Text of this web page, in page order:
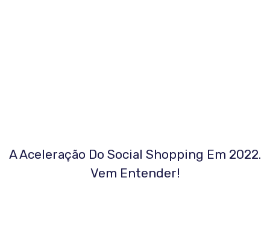
A Aceleração Do Social Shopping Em 2022.
Vem Entender!